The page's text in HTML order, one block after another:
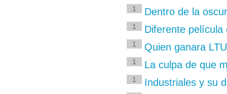
1 Dentro de la
1 Diferente película
1 Quien ganara
1 La culpa de que
1 Industriales y su